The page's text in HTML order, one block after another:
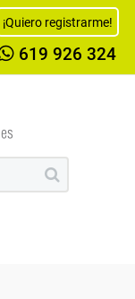
¡Quiero registrarme!
619 926 324